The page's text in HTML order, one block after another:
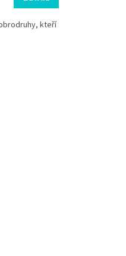
kteří